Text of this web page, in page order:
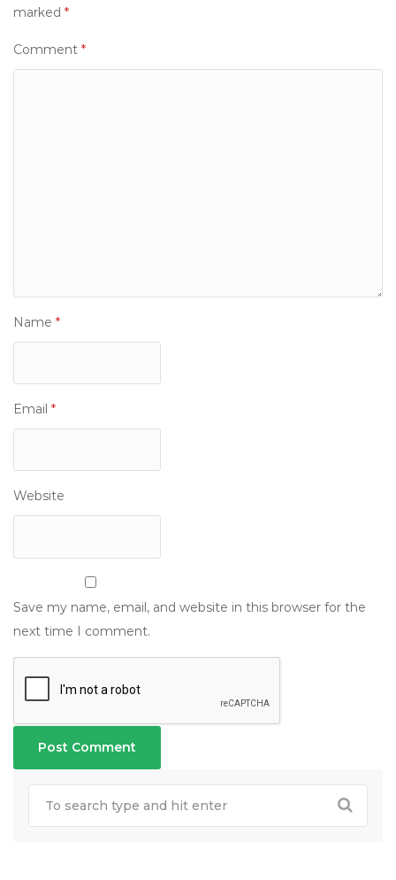
marked *
Comment *
Name *
Email *
Website
Save my name, email, and website in this browser for the
next time I comment.